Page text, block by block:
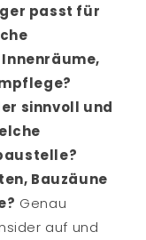
passt für
sinnvoll und
Bauzäune
Genau
auf und